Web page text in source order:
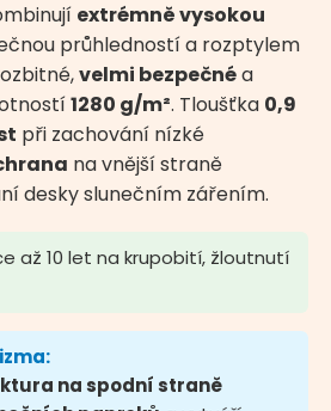
extrémně vysokou
průhledností a rozptylem
velmi bezpečnéa
1280 g/m². Tloušťka 0,9
při zachování nízké
na vnější straně
desky slunečním zářením.
až 10 let na krupobití, žloutnutí
na spodní straně